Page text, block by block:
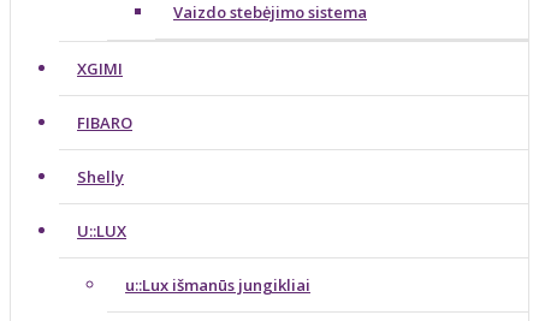
Vaizdo stebėjimo sistema
XGIMI
FIBARO
Shelly
U::LUX
u::Lux išmanūs jungikliai